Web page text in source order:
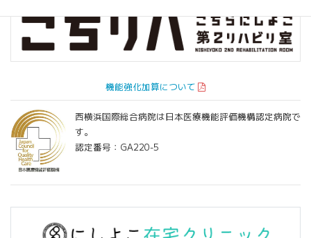
機能強化加算について
西横浜国際総合病院は日本医療機能評価機構認定病院で
す。
認定番号：GA220-5